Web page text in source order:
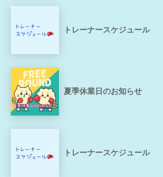
トレーナースケジュール
夏季休業日のお知らせ
トレーナースケジュール